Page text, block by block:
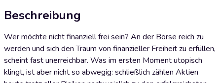
Beschreibung
Wer möchte nicht finanziell frei sein? An der Börse reich zu
werden und sich den Traum von finanzieller Freiheit zu erfüllen,
scheint fast unerreichbar. Was im ersten Moment utopisch
klingt, ist aber nicht so abwegig: schließlich zählen Aktien